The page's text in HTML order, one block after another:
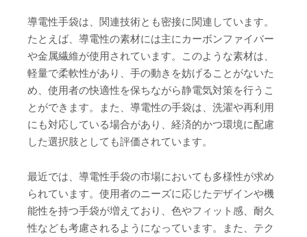
導電性手袋は、関連技術とも密接に関連しています。
たとえば、導電性の素材には主にカーボンファイバー
や金属繊維が使用されています。このような素材は、
軽量で柔軟性があり、手の動きを妨げることがないた
め、使用者の快適性を保ちながら静電気対策を行うこ
とができます。また、導電性の手袋は、洗濯や再利用
にも対応している場合があり、経済的かつ環境に配慮
した選択肢としても評価されています。
最近では、導電性手袋の市場においても多様性が求め
られています。使用者のニーズに応じたデザインや機
能性を持つ手袋が増えており、色やフィット感、耐久
性なども考慮されるようになっています。また、テク